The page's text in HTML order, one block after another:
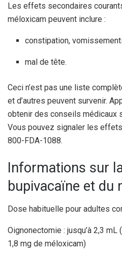
Les effets secondaires
méloxicam peuvent inclure :
constipation,
mal de tête.
Ceci n’est pas une liste
et d’autres peuvent survenir.
obtenir des conseils médicaux
Vous pouvez signaler les
800-FDA-1088.
Informations sur
bupivacaïne et du
Dose habituelle pour adultes
Oignonectomie : jusqu’à 2,3
1,8 mg de méloxicam)